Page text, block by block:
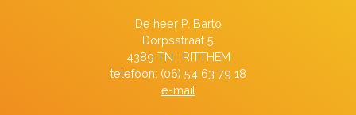
De heer P. Barto
Dorpsstraat 5
4389 TN RITTHEM
telefoon: (06) 54 63 79 18
e-mail